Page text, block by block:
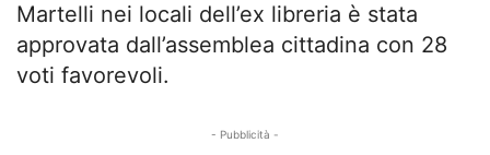
Martelli nei locali dell’ex libreria è stata
approvata dall’assemblea cittadina con 28
voti favorevoli.
- Pubblicità -